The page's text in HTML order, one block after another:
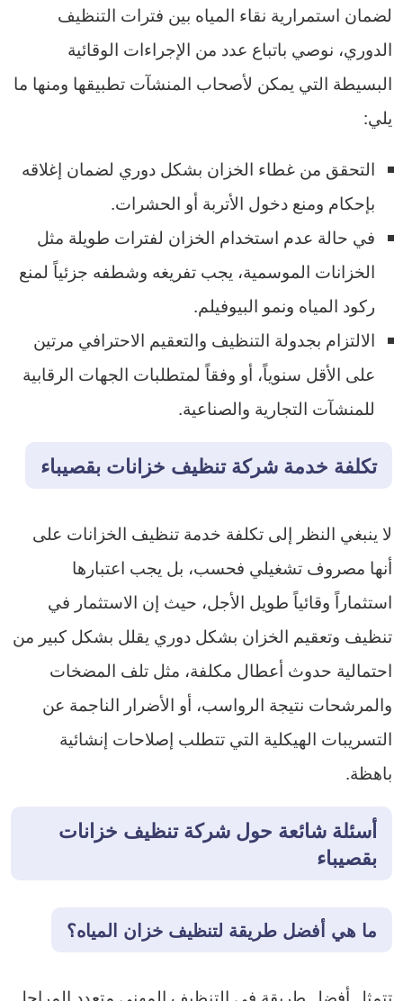
لضمان استمرارية نقاء المياه بين فترات التنظيف
الدوري، نوصي باتباع عدد من الإجراءات الوقائية
البسيطة التي يمكن لأصحاب المنشآت تطبيقها ومنها ما
يلي:
التحقق من غطاء الخزان بشكل دوري لضمان إغلاقه
بإحكام ومنع دخول الأتربة أو الحشرات.
في حالة عدم استخدام الخزان لفترات طويلة مثل
الخزانات الموسمية، يجب تفريغه وشطفه جزئياً لمنع
ركود المياه ونمو البيوفيلم.
الالتزام بجدولة التنظيف والتعقيم الاحترافي مرتين
على الأقل سنوياً، أو وفقاً لمتطلبات الجهات الرقابية
للمنشآت التجارية والصناعية.
تكلفة خدمة شركة تنظيف خزانات بقصيباء
لا ينبغي النظر إلى تكلفة خدمة تنظيف الخزانات على
أنها مصروف تشغيلي فحسب، بل يجب اعتبارها
استثماراً وقائياً طويل الأجل، حيث إن الاستثمار في
تنظيف وتعقيم الخزان بشكل دوري يقلل بشكل كبير من
احتمالية حدوث أعطال مكلفة، مثل تلف المضخات
والمرشحات نتيجة الرواسب، أو الأضرار الناجمة عن
التسريبات الهيكلية التي تتطلب إصلاحات إنشائية
باهظة.
أسئلة شائعة حول شركة تنظيف خزانات
بقصيباء
ما هي أفضل طريقة لتنظيف خزان المياه؟
تتمثل أفضل طريقة في التنظيف المهني متعدد المراحل